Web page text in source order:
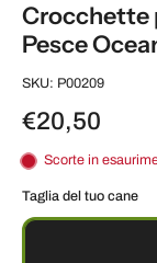
Crocchette
Pesce
SKU: P00209
€20,50
Scorte in
Taglia del tuo cane